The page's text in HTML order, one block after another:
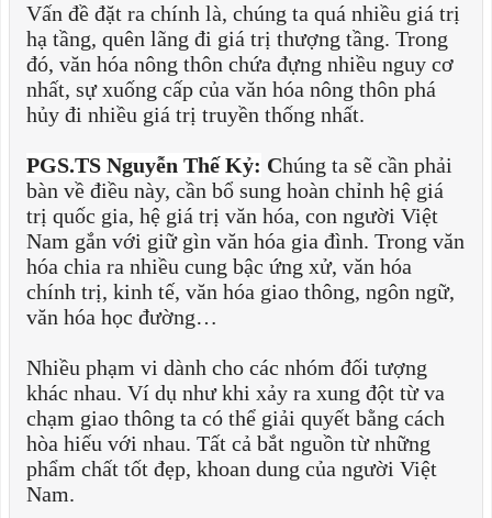
Vấn đề đặt ra chính là, chúng ta quá nhiều giá trị
hạ tầng, quên lãng đi giá trị thượng tầng. Trong
đó, văn hóa nông thôn chứa đựng nhiều nguy cơ
nhất, sự xuống cấp của văn hóa nông thôn phá
hủy đi nhiều giá trị truyền thống nhất.
PGS.TS Nguyễn Thế Kỷ: Chúng ta sẽ cần phải
bàn về điều này, cần bổ sung hoàn chỉnh hệ giá
trị quốc gia, hệ giá trị văn hóa, con người Việt
Nam gắn với giữ gìn văn hóa gia đình. Trong văn
hóa chia ra nhiều cung bậc ứng xử, văn hóa
chính trị, kinh tế, văn hóa giao thông, ngôn ngữ,
văn hóa học đường…
Nhiều phạm vi dành cho các nhóm đối tượng
khác nhau. Ví dụ như khi xảy ra xung đột từ va
chạm giao thông ta có thể giải quyết bằng cách
hòa hiếu với nhau. Tất cả bắt nguồn từ những
phẩm chất tốt đẹp, khoan dung của người Việt
Nam.